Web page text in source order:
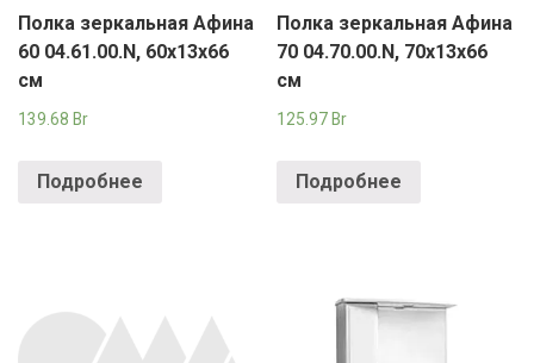
Полка зеркальная Афина
60 04.61.00.N, 60х13х66
см
139.68 Br
Подробнее
Полка зеркальная Афина
70 04.70.00.N, 70х13х66
см
125.97 Br
Подробнее